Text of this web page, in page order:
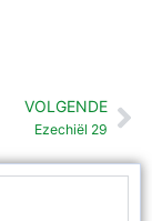
VOLGENDE
Ezechiël 29